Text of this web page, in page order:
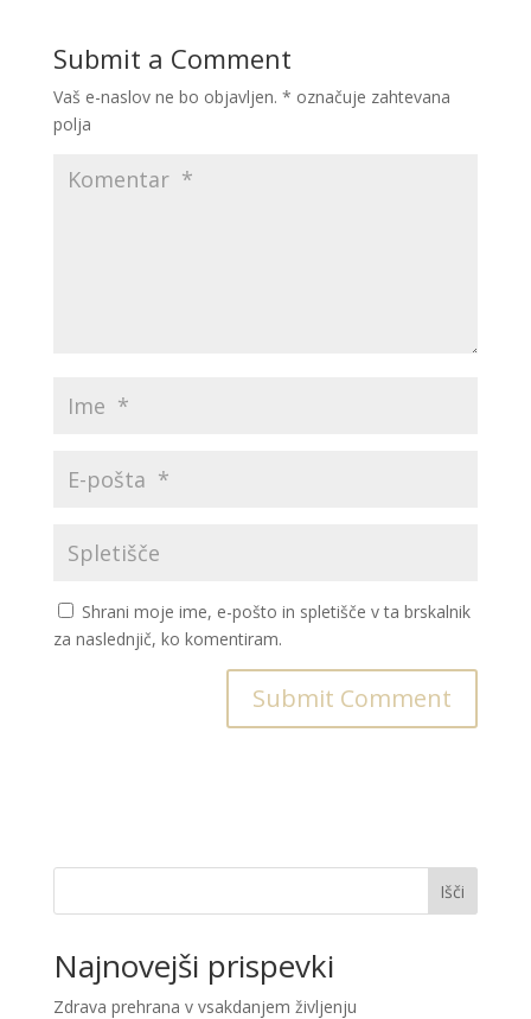
Submit a Comment
Vaš e-naslov ne bo objavljen. * označuje zahtevana
polja
Shrani moje ime, e-pošto in spletišče v ta brskalnik
za naslednjič, ko komentiram.
Išči
Najnovejši prispevki
Zdrava prehrana v vsakdanjem življenju